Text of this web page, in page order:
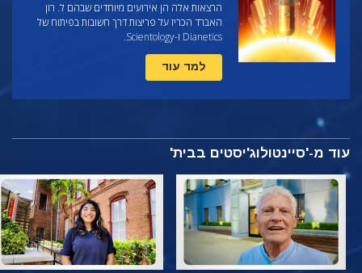
הרצאות אלה הן אירועים מיוחדים שבהם ל. רון
האברד הכריז על פריצות דרך חשובות בפיתוח של
Dianetics ו-Scientology.
למד עוד
עוד מ-'סיינטולוג'יסטים בבית'